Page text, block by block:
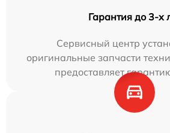
Гарантия до 3-х
Сервисный центр
оригинальные запчасти
предоставляет